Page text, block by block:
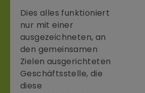
Dies alles funktioniert
nur mit einer
ausgezeichneten, an
den gemeinsamen
Zielen ausgerichteten
Geschäftsstelle, die
diese